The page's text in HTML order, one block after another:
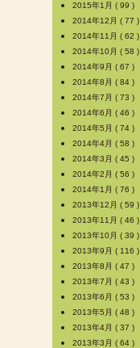
2015年1月 ( 99 )
2014年12月 ( 77 )
2014年11月 ( 62 )
2014年10月 ( 58 )
2014年9月 ( 67 )
2014年8月 ( 84 )
2014年7月 ( 73 )
2014年6月 ( 46 )
2014年5月 ( 74 )
2014年4月 ( 58 )
2014年3月 ( 45 )
2014年2月 ( 56 )
2014年1月 ( 76 )
2013年12月 ( 59 )
2013年11月 ( 46 )
2013年10月 ( 39 )
2013年9月 ( 116 )
2013年8月 ( 47 )
2013年7月 ( 43 )
2013年6月 ( 53 )
2013年5月 ( 48 )
2013年4月 ( 37 )
2013年3月 ( 64 )